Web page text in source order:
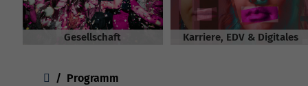
Gesellschaft Karriere, EDV & Digitales
You are here:
Programm